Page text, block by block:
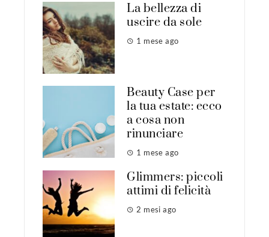
La bellezza di
uscire da sole
1 mese ago
Beauty Case per
la tua estate: ecco
a cosa non
rinunciare
1 mese ago
Glimmers: piccoli
attimi di felicità
2 mesi ago